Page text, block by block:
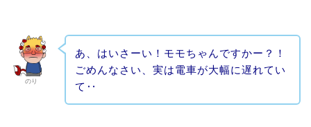
のり
あ、はいさーい！モモちゃんですかー？！
ごめんなさい、実は電車が大幅に遅れてい
て‥